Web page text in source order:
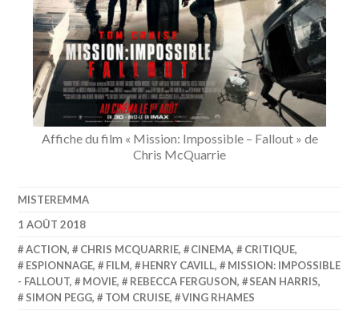
Affiche du film « Mission: Impossible – Fallout » de
Chris McQuarrie
MISTEREMMA
1 AOÛT 2018
ACTION, CHRIS MCQUARRIE, CINEMA, CRITIQUE,
ESPIONNAGE, FILM, HENRY CAVILL,
MISSION: IMPOSSIBLE
- FALLOUT, MOVIE, REBECCA FERGUSON, SEAN HARRIS,
SIMON PEGG, TOM CRUISE, VING RHAMES